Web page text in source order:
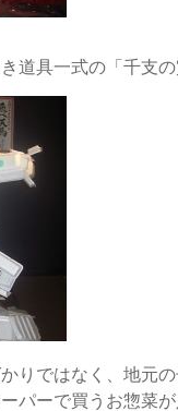
道具一式の「千支
りではなく、地元
パーで買うお惣菜